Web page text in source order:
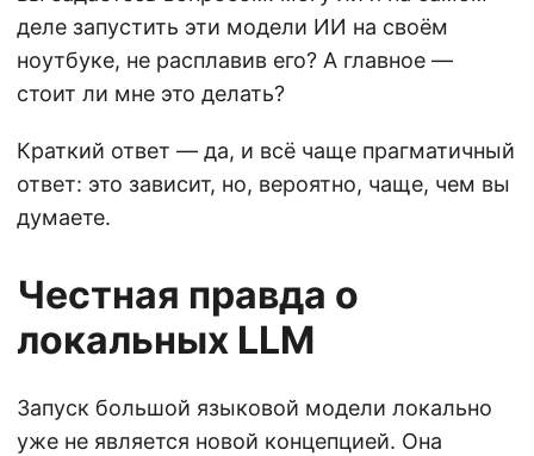
деле запустить эти модели ИИ на своём
ноутбуке, не расплавив его? А главное —
стоит ли мне это делать?
Краткий ответ — да, и всё чаще прагматичный
ответ: это зависит, но, вероятно, чаще, чем вы
думаете.
Честная правда о
локальных LLM
Запуск большой языковой модели локально
уже не является новой концепцией. Она